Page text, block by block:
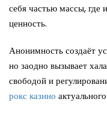
себя частью массы, где
ценность.
Анонимность создаёт
но заодно вызывает
свободой и
рокс казино